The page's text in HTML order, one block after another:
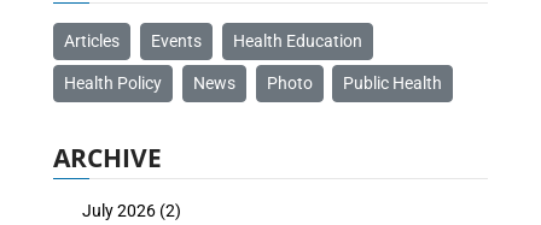
Articles Events Health Education
Health Policy News Photo Public Health
ARCHIVE
July 2026(2)